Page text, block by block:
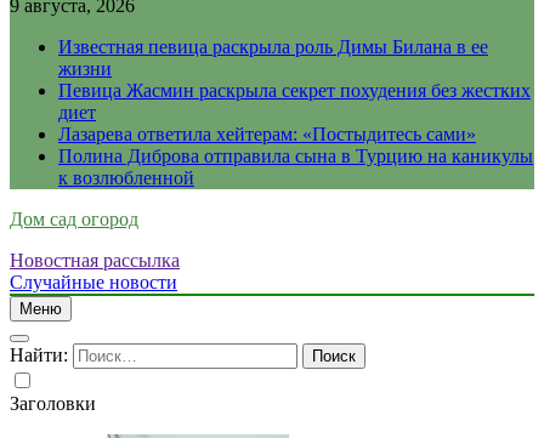
9 августа, 2026
Известная певица раскрыла роль Димы Билана в ее
жизни
Певица Жасмин раскрыла секрет похудения без жестких
диет
Лазарева ответила хейтерам: «Постыдитесь сами»
Полина Диброва отправила сына в Турцию на каникулы
к возлюбленной
Дом сад огород
Новостная рассылка
Случайные новости
Меню
Найти:
Заголовки